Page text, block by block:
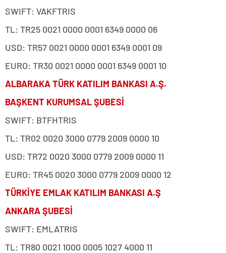
SWIFT: VAKFTRIS
TL: TR25 0021 0000 0001 6349 0000 06
USD: TR57 0021 0000 0001 6349 0001 09
EURO: TR30 0021 0000 0001 6349 0001 10
ALBARAKA TÜRK KATILIM BANKASI A.Ş.
BAŞKENT KURUMSAL ŞUBESİ
SWIFT: BTFHTRIS
TL: TR02 0020 3000 0779 2009 0000 10
USD: TR72 0020 3000 0779 2009 0000 11
EURO: TR45 0020 3000 0779 2009 0000 12
TÜRKİYE EMLAK KATILIM BANKASI A.Ş
ANKARA ŞUBESİ
SWIFT: EMLATRIS
TL: TR80 0021 1000 0005 1027 4000 11